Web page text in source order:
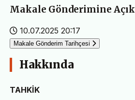
Makale Gönderimine Açık
10.07.2025 20:17
Makale Gönderim Tarihçesi
Hakkında
TAHKİK